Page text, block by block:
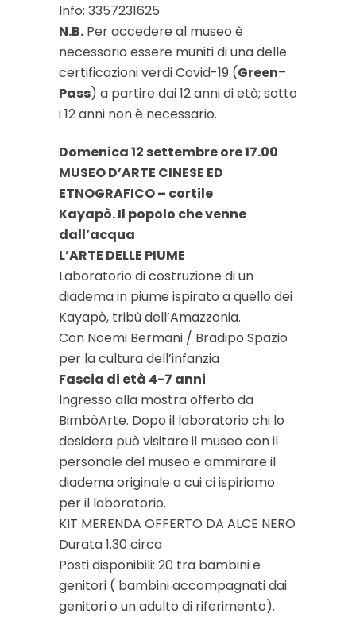
Info: 3357231625
N.B. Per accedere al museo è
necessario essere muniti di una delle
certificazioni verdi Covid-19 (Green–
Pass) a partire dai 12 anni di età; sotto
i 12 anni non è necessario.
Domenica 12 settembre ore 17.00
MUSEO D’ARTE CINESE ED
ETNOGRAFICO – cortile
Kayapò. Il popolo che venne
dall’acqua
L’ARTE DELLE PIUME
Laboratorio di costruzione di un
diadema in piume ispirato a quello dei
Kayapò, tribù dell’Amazzonia.
Con Noemi Bermani / Bradipo Spazio
per la cultura dell’infanzia
Fascia di età 4-7 anni
Ingresso alla mostra offerto da
BimbòArte. Dopo il laboratorio chi lo
desidera può visitare il museo con il
personale del museo e ammirare il
diadema originale a cui ci ispiriamo
per il laboratorio.
KIT MERENDA OFFERTO DA ALCE NERO
Durata 1.30 circa
Posti disponibili: 20 tra bambini e
genitori ( bambini accompagnati dai
genitori o un adulto di riferimento).